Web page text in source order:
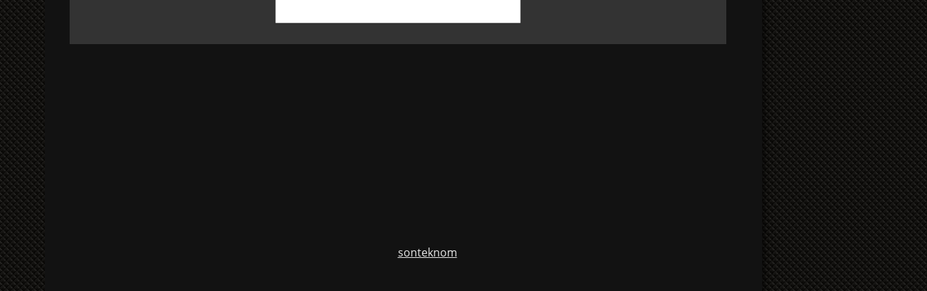
sonteknom